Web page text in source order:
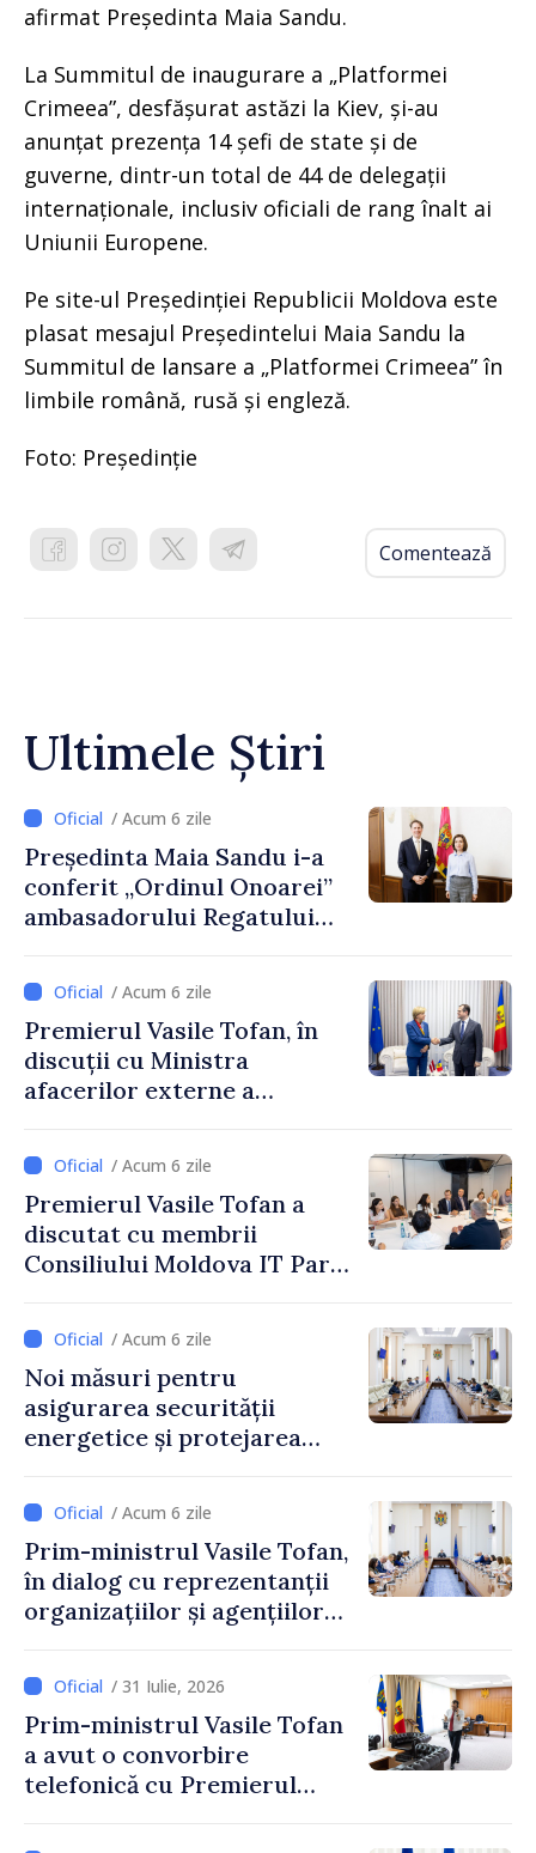
afirmat Președinta Maia Sandu.
La Summitul de inaugurare a „Platformei
Crimeea”, desfășurat astăzi la Kiev, și-au
anunțat prezența 14 șefi de state și de
guverne, dintr-un total de 44 de delegații
internaționale, inclusiv oficiali de rang înalt ai
Uniunii Europene.
Pe site-ul Președinției Republicii Moldova este
plasat mesajul Președintelui Maia Sandu la
Summitul de lansare a „Platformei Crimeea” în
limbile română, rusă și engleză.
Foto: Președinție
Comentează
Ultimele Știri
/ Acum 6 zile
Președinta Maia Sandu i-a
conferit „Ordinul Onoarei”
ambasadorului Regatului
încheierea mandatului
/ Acum 6 zile
Premierul Vasile Tofan, în
discuții cu Ministra
afacerilor externe a
/ Acum 6 zile
Premierul Vasile Tofan a
discutat cu membrii
Consiliului Moldova IT Park:
industriei IT”
/ Acum 6 zile
Noi măsuri pentru
asigurarea securității
energetice și protejarea
de CNMC
/ Acum 6 zile
Prim-ministrul Vasile Tofan,
în dialog cu reprezentanții
organizațiilor și agențiilor
Moldova
/ 31 Iulie, 2026
Prim-ministrul Vasile Tofan
a avut o convorbire
telefonică cu Premierul